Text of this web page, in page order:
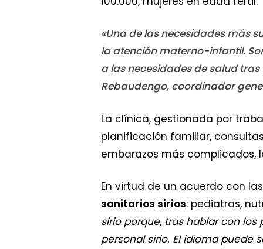
«Una de las necesidades más
la atención materno-infantil.
a las necesidades de salud
Rebaudengo, coordinador
La clínica, gestionada por
planificación familiar,
embarazos más complicados,
En virtud de un acuerdo con
sanitarios sirios: pediatras,
sirio porque, tras hablar con
personal sirio. El idioma puede